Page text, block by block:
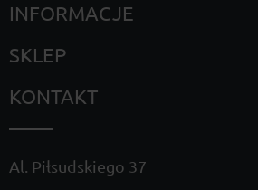
INFORMACJE
SKLEP
KONTAKT
Al. Piłsudskiego 37